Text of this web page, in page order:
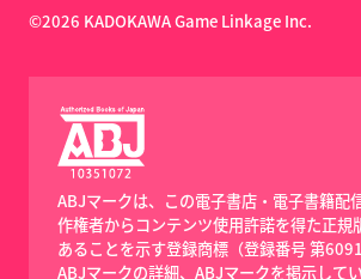
©2026 KADOKAWA Game Linkage Inc.
ABJマークは、この電子書店・電子書籍配
作権者からコンテンツ使用許諾を得た正規
あることを示す登録商標（登録番号 第
ABJマークの詳細、ABJマークを掲示して